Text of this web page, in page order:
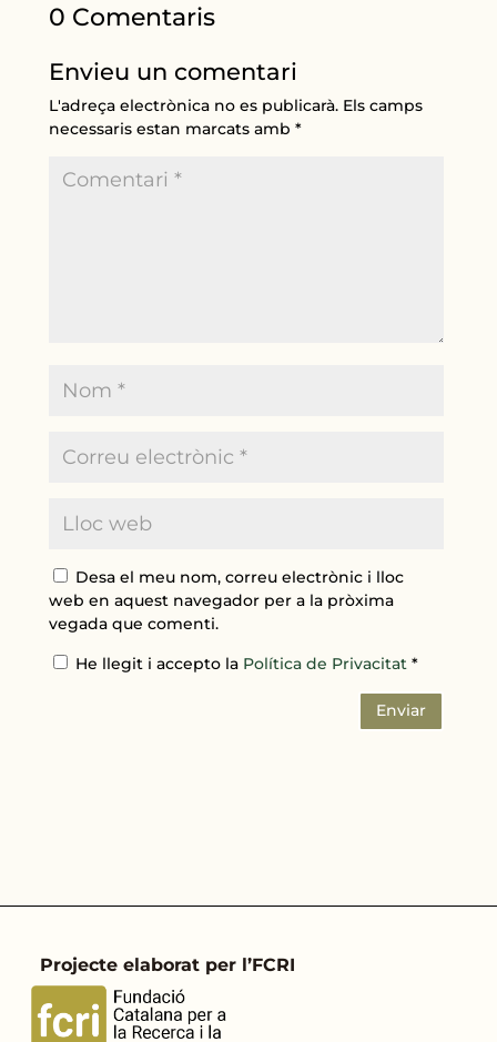
0 Comentaris
Envieu un comentari
L'adreça electrònica no es publicarà. Els camps
necessaris estan marcats amb*
Desa el meu nom, correu electrònic i lloc
web en aquest navegador per a la pròxima
vegada que comenti.
He llegit i accepto la Política de Privacitat*
Enviar
Projecte elaborat per l’FCRI